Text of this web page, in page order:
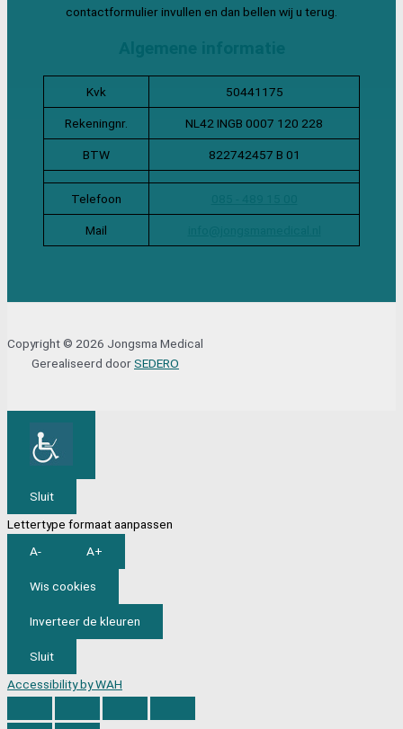
contactformulier invullen en dan bellen wij u terug.
Kvk 50441175
Rekeningnr. NL42 INGB 0007 120 228
BTW 822742457 B 01
Telefoon
Mail
Copyright © 2026 Jongsma Medical
Gerealiseerd doorSEDERO
Sluit
Lettertype formaat aanpassen
A-
A+
Wis cookies
Inverteer de kleuren
Sluit
Accessibility by WAH